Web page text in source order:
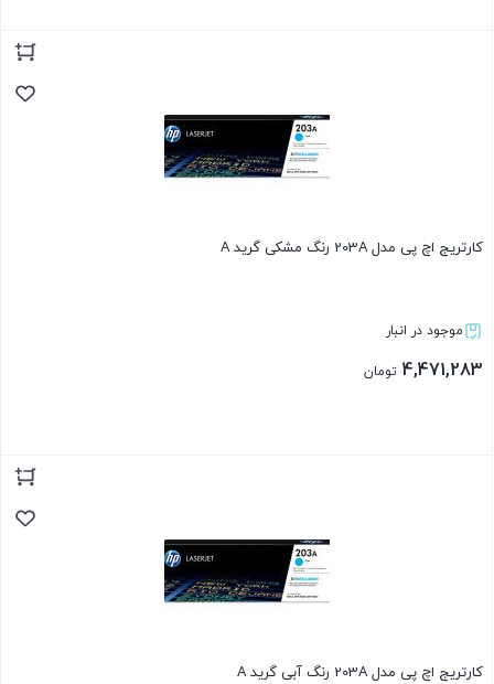
کارتریج اچ پی مدل 203A رنگ مشکی گرید A
موجود در انبار
4,471,283 تومان
کارتریج اچ پی مدل 203A رنگ آبی گرید A